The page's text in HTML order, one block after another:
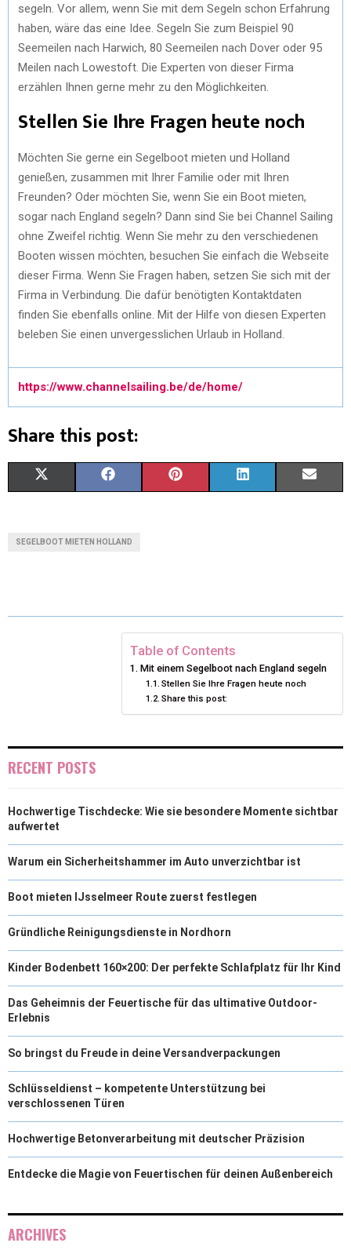
segeln. Vor allem, wenn Sie mit dem Segeln schon Erfahrung
haben, wäre das eine Idee. Segeln Sie zum Beispiel 90
Seemeilen nach Harwich, 80 Seemeilen nach Dover oder 95
Meilen nach Lowestoft. Die Experten von dieser Firma
erzählen Ihnen gerne mehr zu den Möglichkeiten.
Stellen Sie Ihre Fragen heute noch
Möchten Sie gerne ein Segelboot mieten und Holland
genießen, zusammen mit Ihrer Familie oder mit Ihren
Freunden? Oder möchten Sie, wenn Sie ein Boot mieten,
sogar nach England segeln? Dann sind Sie bei Channel Sailing
ohne Zweifel richtig. Wenn Sie mehr zu den verschiedenen
Booten wissen möchten, besuchen Sie einfach die Webseite
dieser Firma. Wenn Sie Fragen haben, setzen Sie sich mit der
Firma in Verbindung. Die dafür benötigten Kontaktdaten
finden Sie ebenfalls online. Mit der Hilfe von diesen Experten
beleben Sie einen unvergesslichen Urlaub in Holland.
https://www.channelsailing.be/de/home/
Share this post:
T O R
E
S
T
D
N
SEGELBOOT MIETEN HOLLAND
Table of Contents
Mit einem Segelboot nach England segeln
Stellen Sie Ihre Fragen heute noch
Share this post:
RECENT POSTS
Hochwertige Tischdecke: Wie sie besondere Momente sichtbar
aufwertet
Warum ein Sicherheitshammer im Auto unverzichtbar ist
Boot mieten IJsselmeer Route zuerst festlegen
Gründliche Reinigungsdienste in Nordhorn
Kinder Bodenbett 160×200: Der perfekte Schlafplatz für Ihr Kind
Das Geheimnis der Feuertische für das ultimative Outdoor-
Erlebnis
So bringst du Freude in deine Versandverpackungen
Schlüsseldienst – kompetente Unterstützung bei
verschlossenen Türen
Hochwertige Betonverarbeitung mit deutscher Präzision
Entdecke die Magie von Feuertischen für deinen Außenbereich
ARCHIVES